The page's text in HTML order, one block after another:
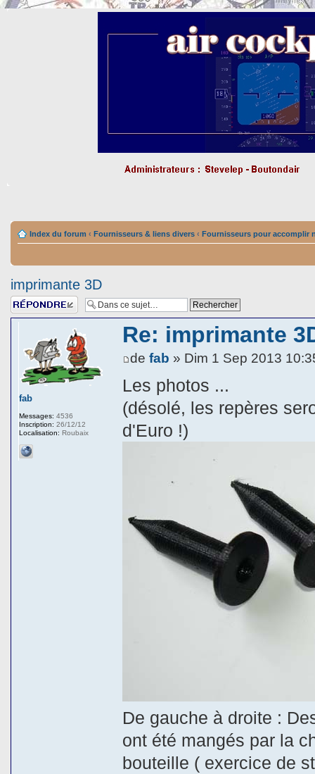
Index du forum ‹ Fournisseurs & liens divers ‹ Fournisseurs pour accomplir
imprimante 3D
Répondre
Re: imprimante
defab » Dim 1 Sep 2013
Les photos ...
(désolé, les repères
d'Euro !)
De gauche à droite :
ont été mangés par la
bouteille ( exercice de
fab
Messages: 4536
Inscription: 26/12/12
Localisation: Roubaix